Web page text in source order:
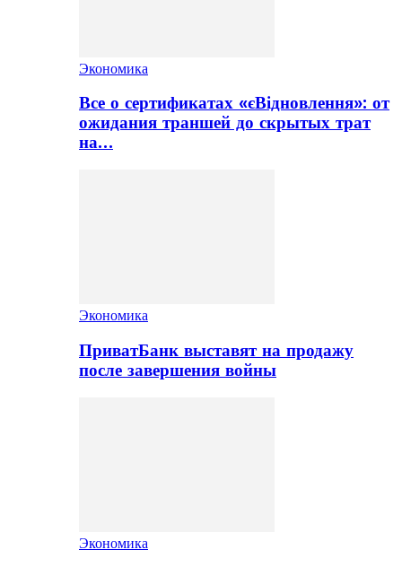
Экономика
Все о сертификатах «єВідновлення»: от
ожидания траншей до скрытых трат
на…
Экономика
ПриватБанк выставят на продажу
после завершения войны
Экономика